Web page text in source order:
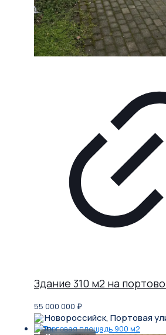
Здание 310 м2 на
55 000 000 ₽
Новороссийск, Портовая